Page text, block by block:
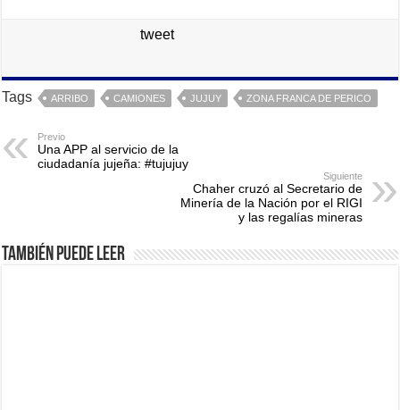
tweet
Tags ARRIBO CAMIONES JUJUY ZONA FRANCA DE PERICO
Previo
Una APP al servicio de la
ciudadanía jujeña: #tujujuy
Siguiente
Chaher cruzó al Secretario de
Minería de la Nación por el RIGI
y las regalías mineras
También puede leer